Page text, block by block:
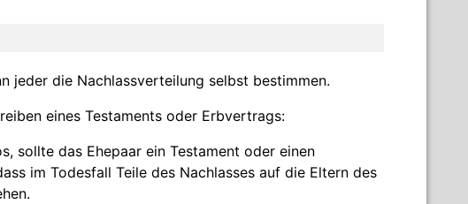
jeder die Nachlassverteilung selbst bestimmen.
eines Testaments oder Erbvertrags:
sollte das Ehepaar ein Testament oder einen
im Todesfall Teile des Nachlasses auf die Eltern des